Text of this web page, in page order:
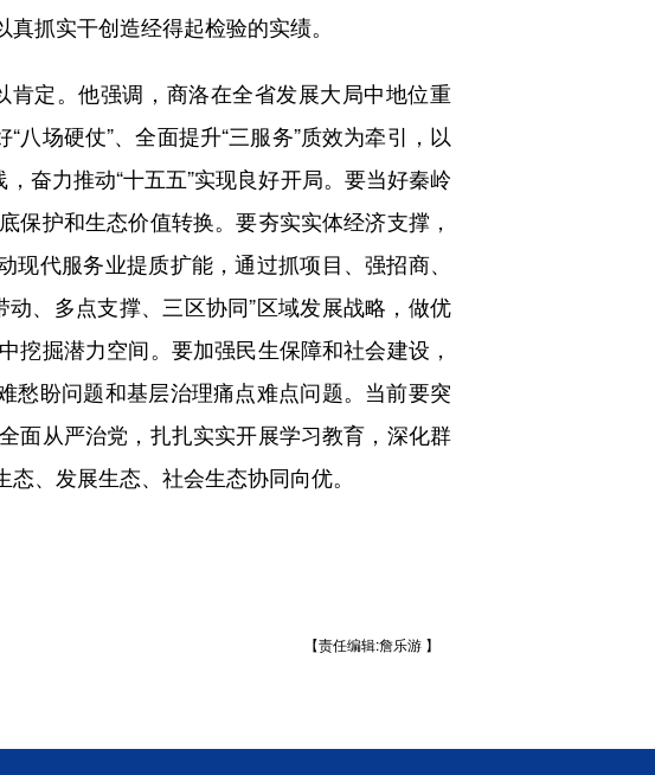
抓实干创造经得起检验的实绩。
定。他强调，商洛在全省发展大局中地位重
场硬仗”、全面提升“三服务”质效为牵引，以
奋力推动“十五五”实现良好开局。要当好秦岭
保护和生态价值转换。要夯实实体经济支撑，
代服务业提质扩能，通过抓项目、强招商、
、多点支撑、三区协同”区域发展战略，做优
掘潜力空间。要加强民生保障和社会建设，
愁盼问题和基层治理痛点难点问题。当前要突
面从严治党，扎扎实实开展学习教育，深化群
、发展生态、社会生态协同向优。
【责任编辑:詹乐游 】